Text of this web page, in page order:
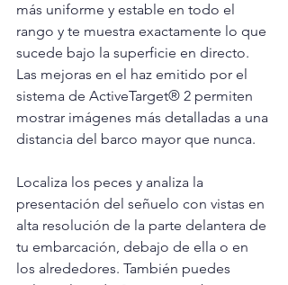
más uniforme y estable en todo el
rango y te muestra exactamente lo que
sucede bajo la superficie en directo.
Las mejoras en el haz emitido por el
sistema de ActiveTarget® 2 permiten
mostrar imágenes más detalladas a una
distancia del barco mayor que nunca.
Localiza los peces y analiza la
presentación del señuelo con vistas en
alta resolución de la parte delantera de
tu embarcación, debajo de ella o en
los alrededores. También puedes